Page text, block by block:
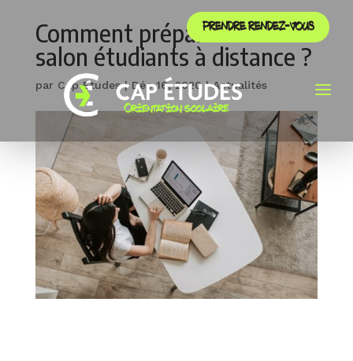
PRENDRE RENDEZ-VOUS
a
Comment préparer son
salon étudiants à distance ?
par Cap Etudes|Déc 16, 2020|Actualités